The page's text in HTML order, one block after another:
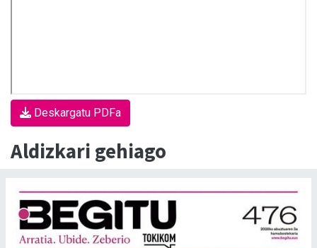
Deskargatu PDFa
Aldizkari gehiago